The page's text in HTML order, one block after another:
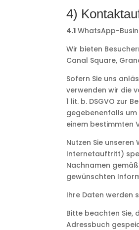
4)
4.1 WhatsApp-
Wir bieten
Canal Square,
Sofern Sie uns
verwenden wir die
1 lit. b. DSGVO zur
gegebenenfalls
einem bestimmten
Nutzen Sie
Internetauftritt)
Nachnamen
gewünschten
Ihre Daten werden
Bitte beachten Sie,
Adressbuch